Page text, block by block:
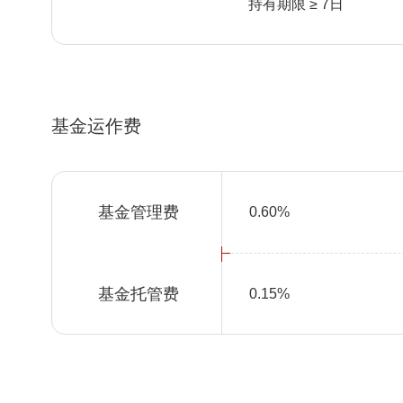
持有期限 ≥ 7日
基金运作费
基金管理费 0.60%
基金托管费 0.15%